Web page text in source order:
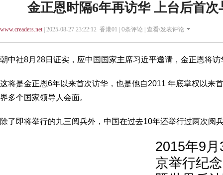
金正恩时隔6年再访华 上台后首
www.creaders.net| 2025-08-27 23:22:12 香港01 | 0条评论 | 查看/发表评论
朝中社8月28日证实，应中国国家主席习近平邀请，金正恩将
这将是金正恩6年以来首次访华，也是他自2011 年底掌权以来
界多个国家领导人会面。
除了即将举行的九三阅兵外，中国在过去10年还举行过两次阅
2015年9
京举行纪